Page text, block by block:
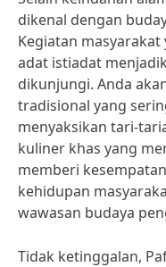
dikenal dengan
Kegiatan
adat istiadat
dikunjungi. Anda
tradisional yang
menyaksikan tari-
kuliner khas yang
memberi
kehidupan
wawasan budaya
Tidak ketinggalan,